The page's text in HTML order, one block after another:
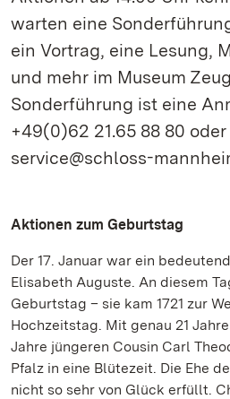
warten eine
ein Vortrag, eine Lesung,
und mehr im Museum
Sonderführung ist eine
+49(0)62 21.65 88 80 oder
service@schloss-
Aktionen zum Geburtstag
Der 17. Januar war ein
Elisabeth Auguste. An diesem
Geburtstag – sie kam 1721 zur
Hochzeitstag. Mit genau 21
Jahre jüngeren Cousin Carl
Pfalz in eine Blütezeit. Die Ehe
nicht so sehr von Glück erfüllt.